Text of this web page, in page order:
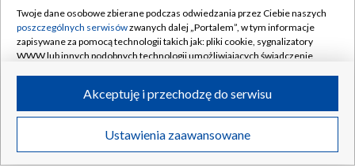
Sklep TVP
Rada Programowa
Informacje o nadawcy
Program dla prasy
Biuro reklamy
Kontakt
Kanały
©2026 Telewizja Polska S.A. w likwidacji
Twoje dane osobowe zbierane podczas odwiedzania przez Ciebie naszych
poszczególnych serwisówzwanych dalej „Portalem”, w tym informacje
zapisywane za pomocą technologii takich jak: pliki cookie, sygnalizatory
WWW lub innych podobnych technologii umożliwiających świadczenie
ruchu w Internecie.
Twoje dane osobowe zbierane podczas odwiedzania przez Ciebie
poszczególnych serwisówna Portalu, takie jak adresy IP, identyfikatory
Ustawienia zaawansowane
Akceptuję i przechodzę do serwisu